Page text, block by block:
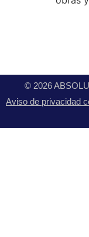
© 2026
Aviso de privacidad